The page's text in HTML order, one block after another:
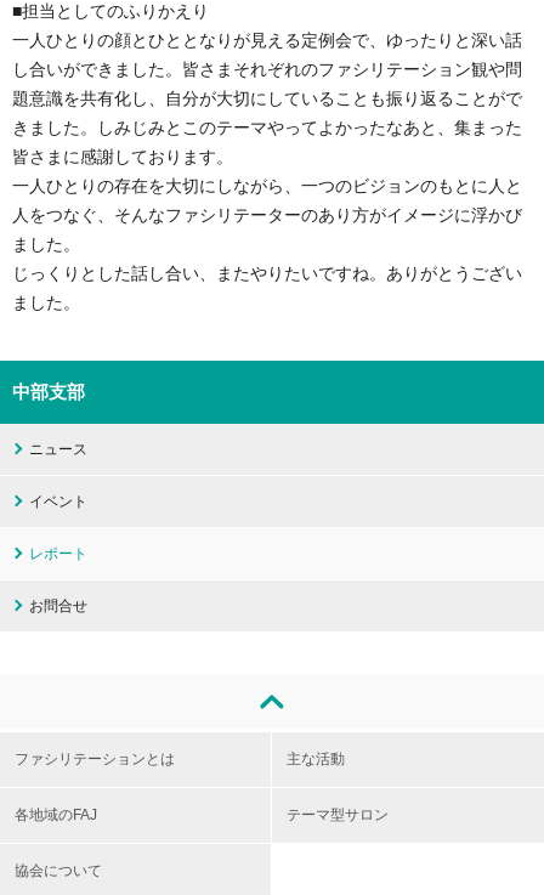
■担当としてのふりかえり
一人ひとりの顔とひととなりが見える定例会で、ゆったりと深い話
し合いができました。皆さまそれぞれのファシリテーション観や問
題意識を共有化し、自分が大切にしていることも振り返ることがで
きました。しみじみとこのテーマやってよかったなあと、集まった
皆さまに感謝しております。
一人ひとりの存在を大切にしながら、一つのビジョンのもとに人と
人をつなぐ、そんなファシリテーターのあり方がイメージに浮かび
ました。
じっくりとした話し合い、またやりたいですね。ありがとうござい
ました。
中部支部
ニュース
イベント
レポート
お問合せ
ファシリテーションとは 主な活動
各地域のFAJ テーマ型サロン
協会について